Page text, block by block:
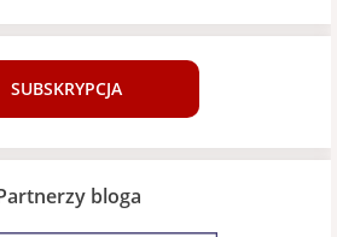
SUBSKRYPCJA
bloga